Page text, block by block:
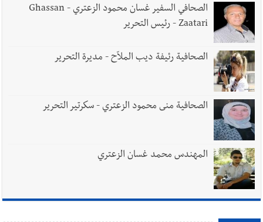
الصحافي السفير غسان محمود الزعتري - Ghassan
Zaatari - رئيس التحرير
الصحافية رئيفة ديب الملاّح - مديرة التحرير
الصحافية منى محمود الزعتري - سكرتير التحرير
المهندس محمد غسان الزعتري